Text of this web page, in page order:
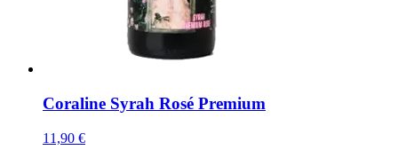
Coraline Syrah Rosé Premium
11,90 €